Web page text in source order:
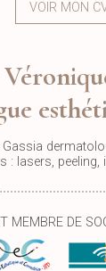
VOIR MON
: lasers, peeling,
MEMBRE DE